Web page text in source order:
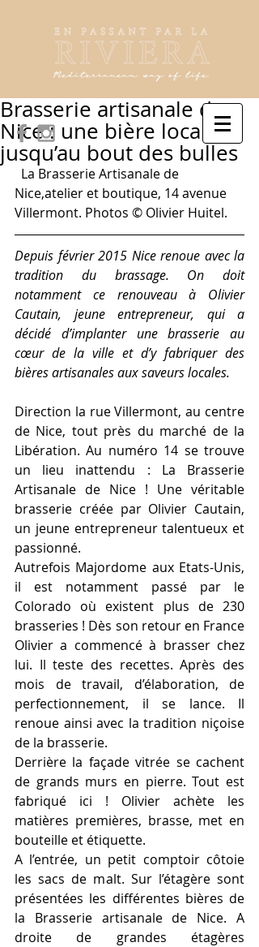
Brasserie artisanale de
Nice : une bière locale
jusqu’au bout des bulles
Nice,atelier et boutique, 14 avenue
Villermont. Photos © Olivier Huitel.
Depuis février 2015 Nice renoue avec la
tradition du brassage. On doit
notamment ce renouveau à Olivier
Cautain, jeune entrepreneur, qui a
décidé d’implanter une brasserie au
cœur de la ville et d’y fabriquer des
bières artisanales aux saveurs locales.
Direction la rue Villermont, au centre
de Nice, tout près du marché de la
Libération. Au numéro 14 se trouve
un lieu inattendu : La Brasserie
Artisanale de Nice ! Une véritable
brasserie créée par Olivier Cautain,
un jeune entrepreneur talentueux et
passionné.
Autrefois Majordome aux Etats-Unis,
il est notamment passé par le
Colorado où existent plus de 230
brasseries ! Dès son retour en France
Olivier a commencé à brasser chez
lui. Il teste des recettes. Après des
mois de travail, d’élaboration, de
perfectionnement, il se lance. Il
renoue ainsi avec la tradition niçoise
de la brasserie.
Derrière la façade vitrée se cachent
de grands murs en pierre. Tout est
fabriqué ici ! Olivier achète les
matières premières, brasse, met en
bouteille et étiquette.
A l’entrée, un petit comptoir côtoie
les sacs de malt. Sur l’étagère sont
présentées les différentes bières de
la Brasserie artisanale de Nice. A
droite de grandes étagères